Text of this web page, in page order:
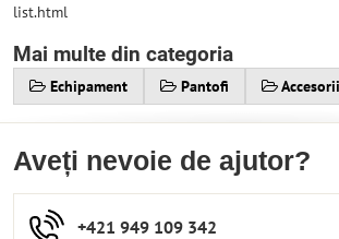
list.html
Mai multe din categoria
Echipament Pantofi Accesorii
Aveți nevoie de ajutor?
+421 949 109 342